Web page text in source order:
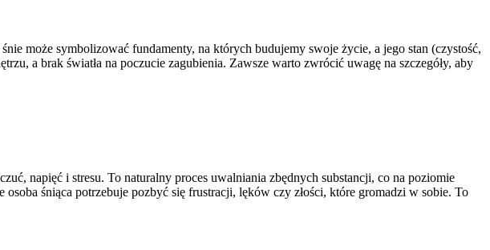
może symbolizować fundamenty, na których budujemy swoje życie, a jego stan (czystość,
a brak światła na poczucie zagubienia. Zawsze warto zwrócić uwagę na szczegóły, aby
napięć i stresu. To naturalny proces uwalniania zbędnych substancji, co na poziomie
śniąca potrzebuje pozbyć się frustracji, lęków czy złości, które gromadzi w sobie. To